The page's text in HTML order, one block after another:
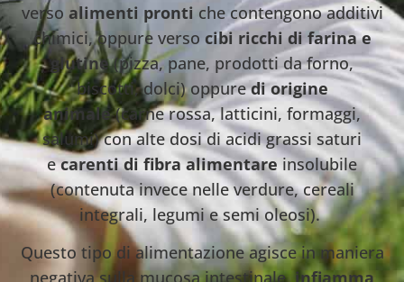
verso alimenti pronti che contengono additivi
chimici, oppure verso cibi ricchi di farina e
glutine(pizza, pane, prodotti da forno,
biscotti, dolci) oppuredi origine
animale(carne rossa, latticini, formaggi,
salumi) con alte dosi di acidi grassi saturi
ecarenti di fibra alimentare insolubile
(contenuta invece nelle verdure, cereali
integrali, legumi e semi oleosi).
Questo tipo di alimentazione agisce in maniera